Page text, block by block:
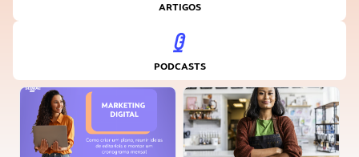
ARTIGOS
PODCASTS